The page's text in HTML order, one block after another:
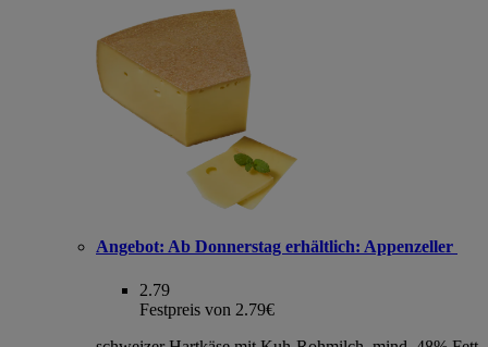
Angebot: Ab Donnerstag erhältlich: Appenzeller
2.79
Festpreis von 2.79€